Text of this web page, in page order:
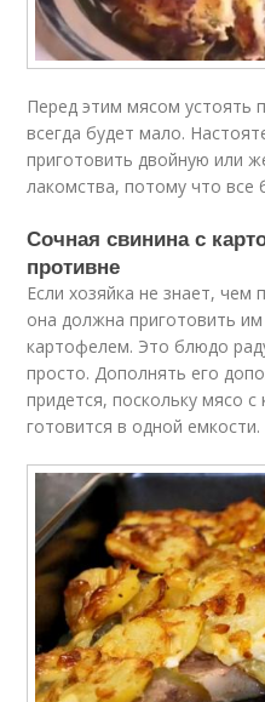
Перед этим мясом устоять
всегда будет мало.
приготовить двойную или
лакомства, потому что все
Сочная свинина с
противне
Если хозяйка не знает,
она должна приготовить
картофелем. Это блюдо
просто. Дополнять его
придется, поскольку мясо
готовится в одной емкости.